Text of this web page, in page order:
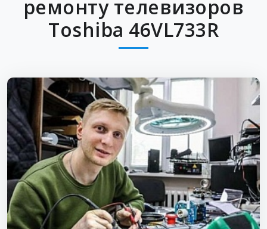
ремонту телевизоров
Toshiba 46VL733R